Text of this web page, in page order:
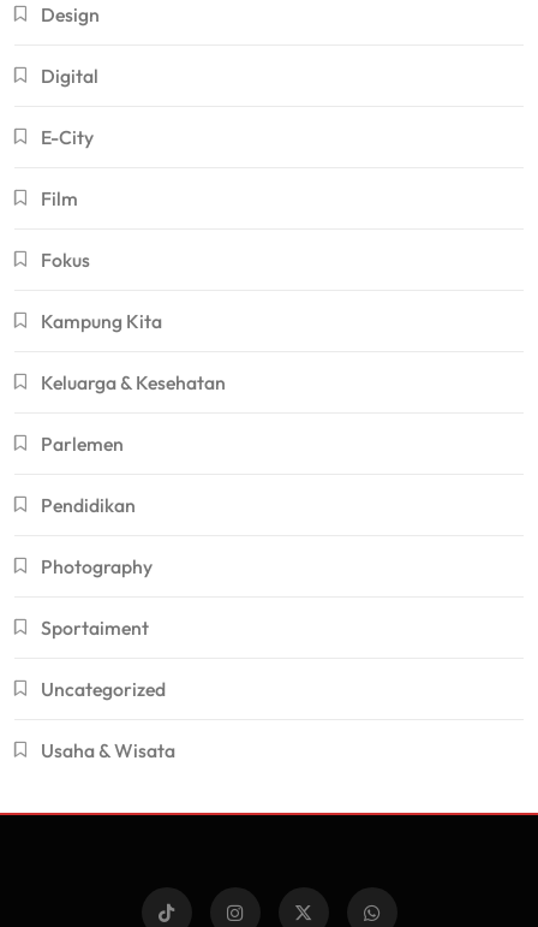
Design
Digital
E-City
Film
Fokus
Kampung Kita
Keluarga & Kesehatan
Parlemen
Pendidikan
Photography
Sportaiment
Uncategorized
Usaha & Wisata